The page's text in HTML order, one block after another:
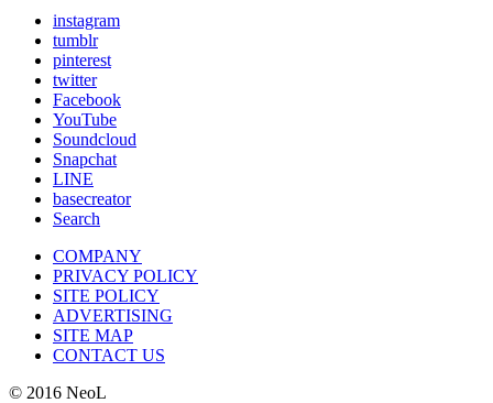
instagram
tumblr
pinterest
twitter
Facebook
YouTube
Soundcloud
Snapchat
LINE
basecreator
Search
COMPANY
PRIVACY POLICY
SITE POLICY
ADVERTISING
SITE MAP
CONTACT US
© 2016 NeoL